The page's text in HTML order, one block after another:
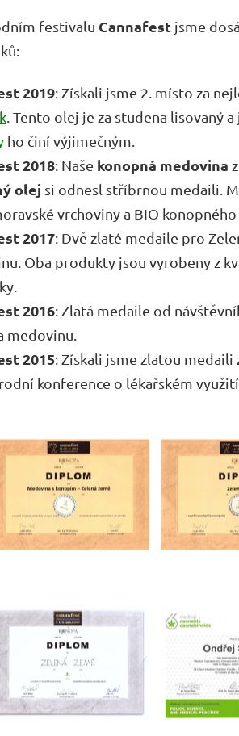
festivalu Cannafest jsme
2019: Získali jsme 2. místo za
. Tento olej je za studena lisovaný
ho činí výjimečným.
2018: Naše konopná medovina
olej si odnesl stříbrnou medaili.
vrchoviny a BIO
2017: Dvě zlaté medaile pro
Oba produkty jsou vyrobeny z
2016: Zlatá medaile od
medovinu.
2015: Získali jsme zlatou
konference o lékařském